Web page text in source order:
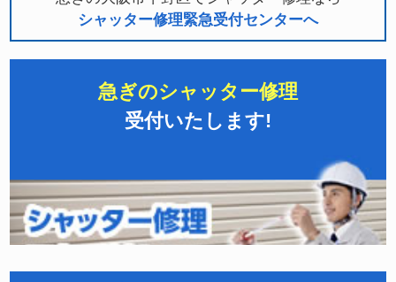
シャッター修理緊急受付センターへ
急ぎのシャッター修理
受付いたします!